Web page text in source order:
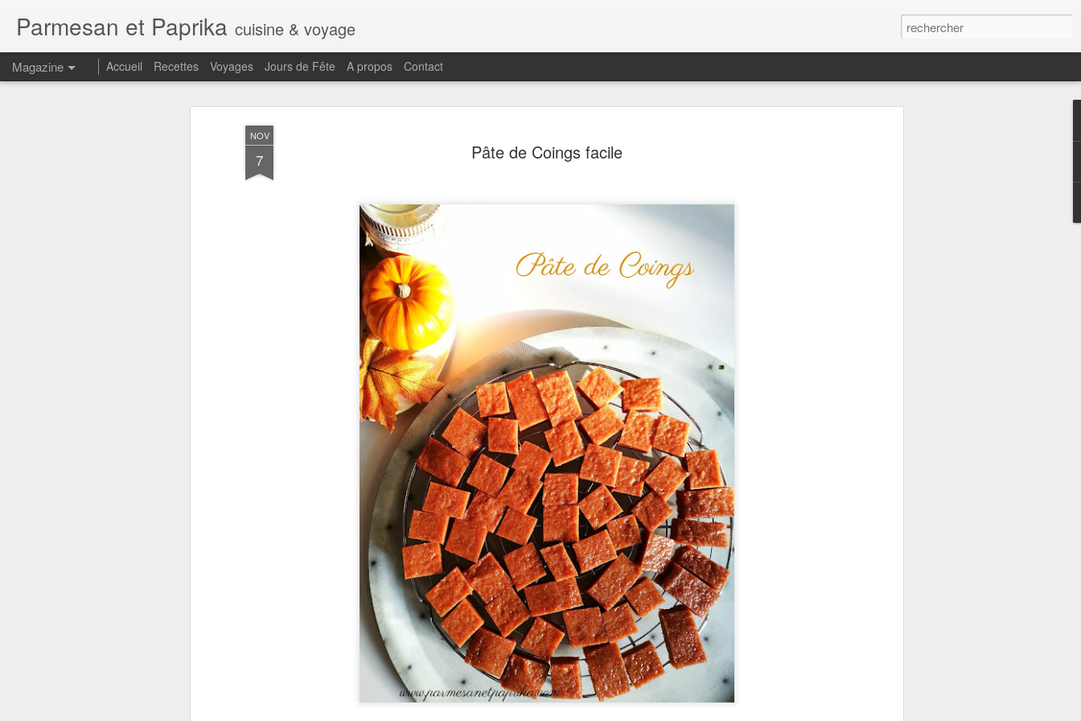
NOV
7 Pâte de Coings facile
Parmesan et Paprika cuisine & voyage
Magazine Accueil Recettes Voyages Jours de Fête A propos Contact
19
Carottes et Pistaches
C'est réconfortant de voir que les recettes déposées ici depuis plus
de dix ans continuent à aider, séduire des lecteurs de passage ou
n'est pas facile et si je peux modestement améliorer le quotidien de
certains d'entre vous avec des idées, des recettes qui mettent un
peu de bonne humeur dans l'assiette, le temps passé à alimenter
Reprenons donc nos recettes doucement avec cette idée de salade
toute simple mais nourrissante et colorée. L'été est dans la ligne
droite désormais et même si la météo est capricieuse, cette salade
sera de bonne augure.